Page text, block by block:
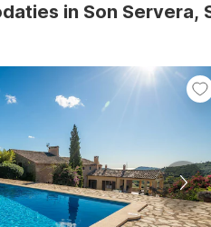
in Son Servera,